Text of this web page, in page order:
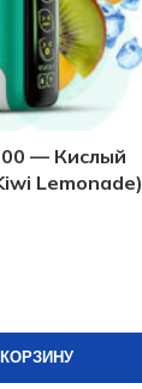
— Кислый
Lemonade)